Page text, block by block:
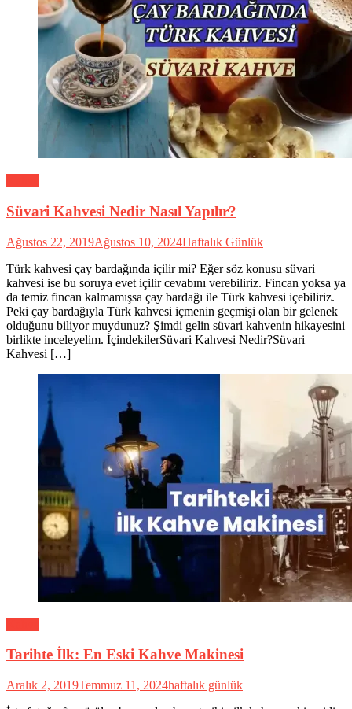
Süvari Kahvesi Nedir Nasıl Yapılır?
Ağustos 22, 2019Ağustos 10, 2024Haftalık Günlük
Türk kahvesi çay bardağında içilir mi? Eğer söz konusu süvari
kahvesi ise bu soruya evet içilir cevabını verebiliriz. Fincan yoksa ya
da temiz fincan kalmamışsa çay bardağı ile Türk kahvesi içebiliriz.
Peki çay bardağıyla Türk kahvesi içmenin geçmişi olan bir gelenek
olduğunu biliyor muydunuz? Şimdi gelin süvari kahvenin hikayesini
birlikte inceleyelim. İçindekilerSüvari Kahvesi Nedir?Süvari
Kahvesi […]
Tarihte İlk: En Eski Kahve Makinesi
Aralık 2, 2019Temmuz 11, 2024haftalık günlük